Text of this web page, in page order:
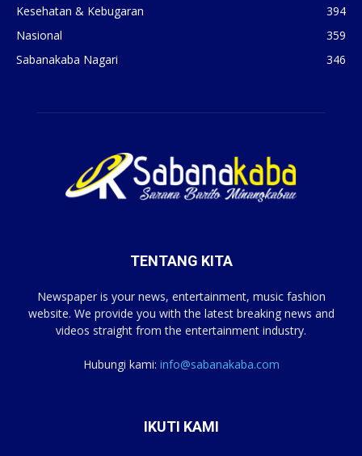
Kesehatan & Kebugaran
394
Nasional
359
Sabanakaba Nagari
346
TENTANG KITA
Newspaper is your news, entertainment, music fashion
website. We provide you with the latest breaking news and
videos straight from the entertainment industry.
Hubungi kami: info@sabanakaba.com
IKUTI KAMI